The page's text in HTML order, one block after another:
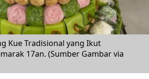
Kue Tradisional yang Ikut
17an. (Sumber Gambar via